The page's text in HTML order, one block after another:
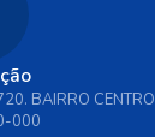
BAIRRO CENTRO
000